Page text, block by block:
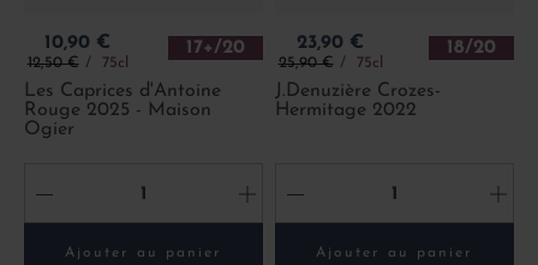
Prix
10,90 €
Prix de base
12,50 € 75cl
17+/20
Les Caprices d'Antoine
Rouge 2025 - Maison
Ogier
- +
Ajouter au panier
Prix
23,90 €
Prix de base
25,90 € 75cl
18/20
J.Denuzière Crozes-
Hermitage 2022
- +
Ajouter au panier